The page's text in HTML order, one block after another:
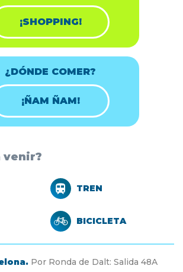
¡SHOPPING!
¿DÓNDE COMER?
¡ÑAM ÑAM!
venir?
TREN
BICICLETA
Por Ronda de Dalt: Salida 48A